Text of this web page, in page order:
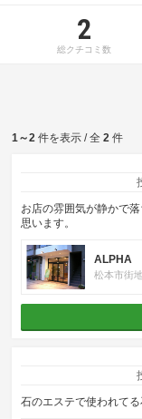
2
総クチコミ数
1～2 件を表示 / 全 2 件
お店の雰囲気が静かで
思います。
ALPHA
松本市街
石のエステで使われて